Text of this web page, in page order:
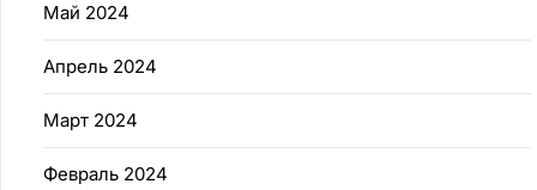
Май 2024
Апрель 2024
Март 2024
Февраль 2024